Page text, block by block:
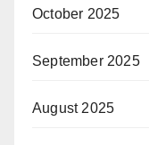
October 2025
September 2025
August 2025